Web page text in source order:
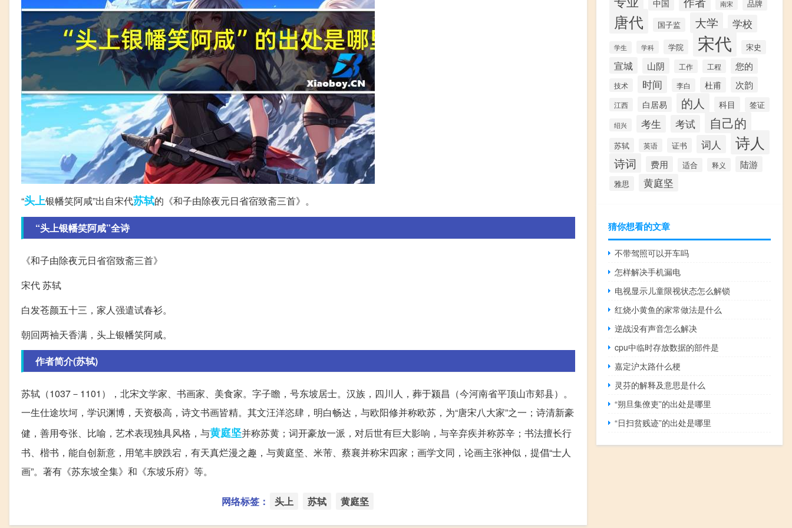
“头上银幡笑阿咸”出自宋代苏轼的《和子由除夜元日省宿致斋三首》。
“头上银幡笑阿咸”全诗
《和子由除夜元日省宿致斋三首》
宋代 苏轼
白发苍颜五十三，家人强遣试春衫。
朝回两袖天香满，头上银幡笑阿咸。
作者简介(苏轼)
苏轼（1037－1101），北宋文学家、书画家、美食家。字子瞻，号东坡居士。汉族，四川人，葬于颍昌（今河南省平顶山市郏县）。
一生仕途坎坷，学识渊博，天资极高，诗文书画皆精。其文汪洋恣肆，明白畅达，与欧阳修并称欧苏，为“唐宋八大家”之一；诗清新豪
健，善用夸张、比喻，艺术表现独具风格，与黄庭坚并称苏黄；词开豪放一派，对后世有巨大影响，与辛弃疾并称苏辛；书法擅长行
书、楷书，能自创新意，用笔丰腴跌宕，有天真烂漫之趣，与黄庭坚、米芾、蔡襄并称宋四家；画学文同，论画主张神似，提倡“士人
画”。著有《苏东坡全集》和《东坡乐府》等。
网络标签： 头上 苏轼 黄庭坚
中国 南宋 品牌
唐代 国子监 大学 学校
学生 学科 学院 宋代 宋史
宣城 山阴 工作 工程 您的
技术 时间 李白 杜甫 次韵
江西 白居易 的人 科目 签证
绍兴 考生 考试 自己的
苏轼 英语 证书 词人 诗人
诗词 费用 适合 释义 陆游
雅思 黄庭坚
猜你想看的文章
不带驾照可以开车吗
怎样解决手机漏电
电视显示儿童限视状态怎么解锁
红烧小黄鱼的家常做法是什么
逆战没有声音怎么解决
cpu中临时存放数据的部件是
嘉定沪太路什么梗
灵芬的解释及意思是什么
“朔旦集僚吏”的出处是哪里
“日扫贫贱迹”的出处是哪里